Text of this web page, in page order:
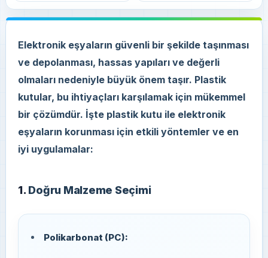
Elektronik eşyaların güvenli bir şekilde taşınması
ve depolanması, hassas yapıları ve değerli
olmaları nedeniyle büyük önem taşır. Plastik
kutular, bu ihtiyaçları karşılamak için mükemmel
bir çözümdür. İşte plastik kutu ile elektronik
eşyaların korunması için etkili yöntemler ve en
iyi uygulamalar:
1. Doğru Malzeme Seçimi
Polikarbonat (PC):